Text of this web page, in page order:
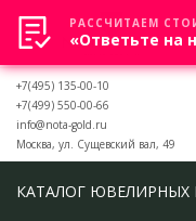
+7(495) 135-00-10
+7(499) 550-00-66
info@nota-gold.ru
Москва, ул. Сущевский вал, 49
КАТАЛОГ ЮВЕЛИРНЫХ
РАССЧИТАЕМ
«Ответьте на